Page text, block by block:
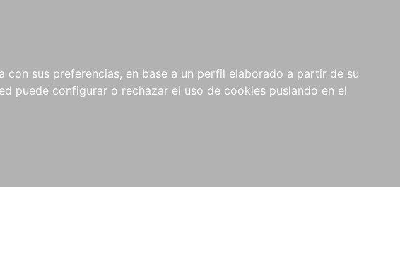
sus preferencias, en base a un perfil elaborado a partir de su
puede configurar o rechazar el uso de cookies puslando en el
NOVEDADES NOTICIAS
COMPRAS
INSTITUCIONALES